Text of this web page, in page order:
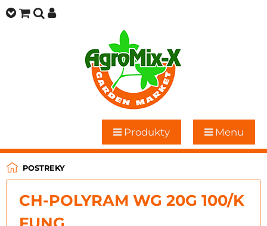
Produkty Menu
POSTREKY
CH-POLYRAM WG 20G 100/K